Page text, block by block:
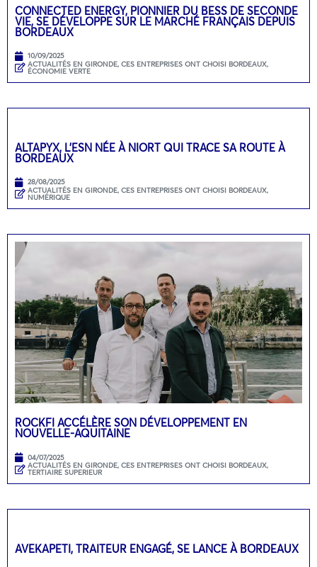
CONNECTED ENERGY, PIONNIER DU BESS DE SECONDE
VIE, SE DÉVELOPPE SUR LE MARCHÉ FRANÇAIS DEPUIS
BORDEAUX
10/09/2025
ACTUALITÉS EN GIRONDE, CES ENTREPRISES ONT CHOISI BORDEAUX,
ÉCONOMIE VERTE
ALTAPYX, L’ESN NÉE À NIORT QUI TRACE SA ROUTE À
BORDEAUX
28/08/2025
ACTUALITÉS EN GIRONDE, CES ENTREPRISES ONT CHOISI BORDEAUX,
NUMÉRIQUE
ROCKFI ACCÉLÈRE SON DÉVELOPPEMENT EN
NOUVELLE-AQUITAINE
04/07/2025
ACTUALITÉS EN GIRONDE, CES ENTREPRISES ONT CHOISI BORDEAUX,
TERTIAIRE SUPERIEUR
AVEKAPETI, TRAITEUR ENGAGÉ, SE LANCE À BORDEAUX